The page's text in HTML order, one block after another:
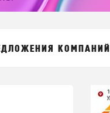
КОМПАНИЙ